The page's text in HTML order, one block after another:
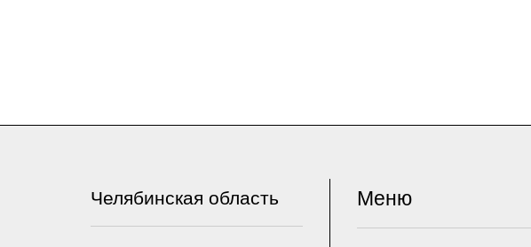
Челябинская область Меню